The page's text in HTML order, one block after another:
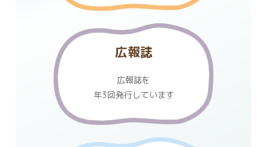
広報誌
広報誌を
年3回発行しています